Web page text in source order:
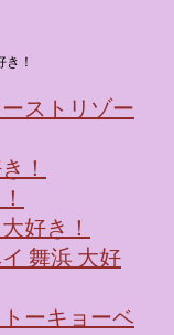
！
ストリゾー
！
好き！
舞浜 大好
ーキョーベ